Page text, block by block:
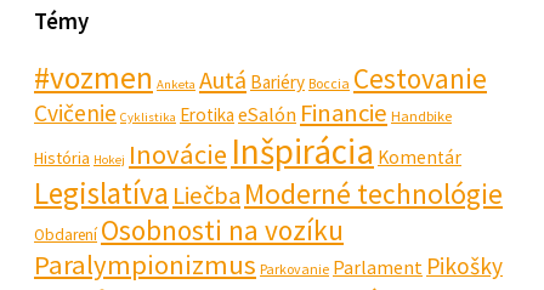
Témy
#vozmen Anketa Autá Bariéry Boccia Cestovanie
Cvičenie Cyklistika Erotika eSalón Financie Handbike
História Hokej Inovácie Inšpirácia Komentár
Legislatíva Liečba Moderné technológie
Obdarení Osobnosti na vozíku
Paralympionizmus Parkovanie Parlament Pikošky